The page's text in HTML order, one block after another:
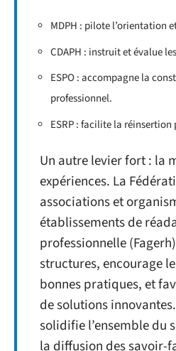
MDPH : pilote l’orientation
CDAPH : instruit et évalue
ESPO : accompagne la
professionnel.
ESRP : facilite la réinsertion
Un autre levier fort : la
expériences. La
associations et
établissements de
professionnelle
structures, encourage
bonnes pratiques, et
de solutions
solidifie l’ensemble du
la diffusion des savoir-